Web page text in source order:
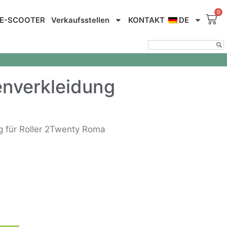
SCOOTER Verkaufsstellen KONTAKT DE
für Roller 2Twenty Roma